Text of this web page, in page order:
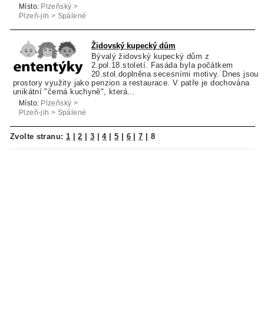
Místo: Plzeňský >
Plzeň-jih > Spálené
Židovský kupecký dům
Bývalý židovský kupecký dům z
2.pol.18.století. Fasáda byla počátkem
20.stol.doplněna secesními motivy. Dnes jsou
prostory využity jako penzion a restaurace. V patře je dochována
unikátní "černá kuchyně", která...
Místo: Plzeňský >
Plzeň-jih > Spálené
Zvolte stranu: 1 |2 3 |4| 5 6|7 8